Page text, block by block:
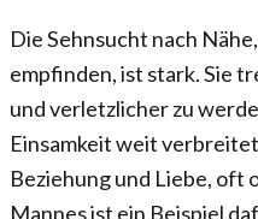
Die Sehnsucht nach
empfinden, ist stark. Sie
und verletzlicher zu
Einsamkeit weit
Beziehung und Liebe, oft
Mannes ist ein Beispiel